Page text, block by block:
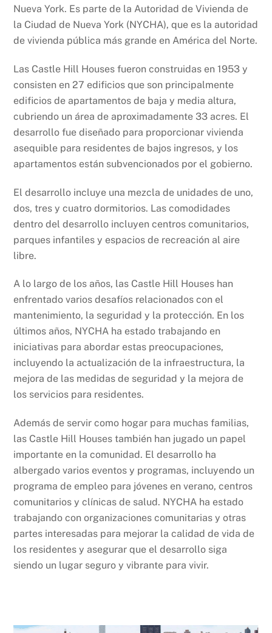
Nueva York. Es parte de la Autoridad de Vivienda de
la Ciudad de Nueva York (NYCHA), que es la autoridad
de vivienda pública más grande en América del Norte.
Las Castle Hill Houses fueron construidas en 1953 y
consisten en 27 edificios que son principalmente
edificios de apartamentos de baja y media altura,
cubriendo un área de aproximadamente 33 acres. El
desarrollo fue diseñado para proporcionar vivienda
asequible para residentes de bajos ingresos, y los
apartamentos están subvencionados por el gobierno.
El desarrollo incluye una mezcla de unidades de uno,
dos, tres y cuatro dormitorios. Las comodidades
dentro del desarrollo incluyen centros comunitarios,
parques infantiles y espacios de recreación al aire
libre.
A lo largo de los años, las Castle Hill Houses han
enfrentado varios desafíos relacionados con el
mantenimiento, la seguridad y la protección. En los
últimos años, NYCHA ha estado trabajando en
iniciativas para abordar estas preocupaciones,
incluyendo la actualización de la infraestructura, la
mejora de las medidas de seguridad y la mejora de
los servicios para residentes.
Además de servir como hogar para muchas familias,
las Castle Hill Houses también han jugado un papel
importante en la comunidad. El desarrollo ha
albergado varios eventos y programas, incluyendo un
programa de empleo para jóvenes en verano, centros
comunitarios y clínicas de salud. NYCHA ha estado
trabajando con organizaciones comunitarias y otras
partes interesadas para mejorar la calidad de vida de
los residentes y asegurar que el desarrollo siga
siendo un lugar seguro y vibrante para vivir.